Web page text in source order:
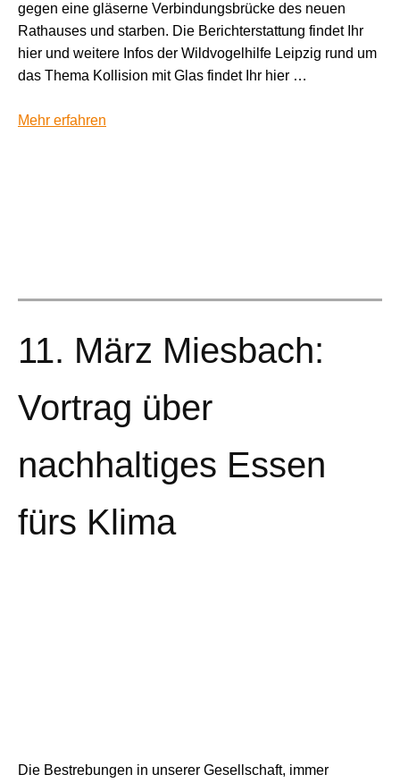
gegen eine gläserne Verbindungsbrücke des neuen
Rathauses und starben. Die Berichterstattung findet Ihr
hier und weitere Infos der Wildvogelhilfe Leipzig rund um
das Thema Kollision mit Glas findet Ihr hier …
Mehr erfahren
11. März Miesbach:
Vortrag über
nachhaltiges Essen
fürs Klima
Die Bestrebungen in unserer Gesellschaft, immer